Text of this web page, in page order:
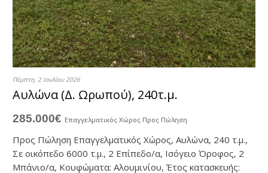
Πέμπτη, 2 Ιουλίου 2026
Αυλώνα (Δ. Ωρωπού), 240τ.μ.
285.000€Επαγγελματικός Χώρος Προς Πώληση
Προς Πώληση Επαγγελματικός Χώρος, Αυλώνα, 240 τ.μ.,
Σε οικόπεδο 6000 τ.μ., 2 Επίπεδο/α, Ισόγειο Όροφος, 2
Μπάνιο/α, Kουφώματα: Αλουμινίου, Έτος κατασκευής: